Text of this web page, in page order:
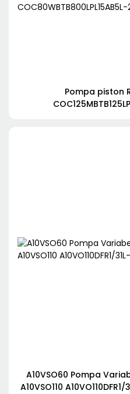
Pompa piston
A10VSO60 Pompa
A10VSO110